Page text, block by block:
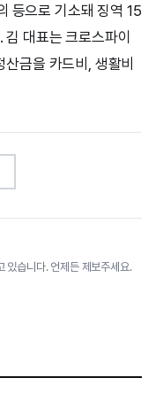
등으로 기소돼 징역 15
대표는 크로스파이
금을 카드비, 생활비
있습니다. 언제든 제보주세요.